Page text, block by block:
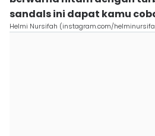
sandals ini dapat kamu
Helmi Nursifah (instagram.com/